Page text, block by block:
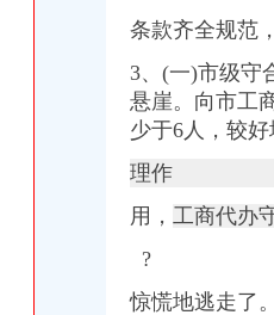
条款齐全规范
3、(一)市级守
悬崖。向市工
少于6人，较
理作
用， 工商代办
?
惊慌地逃走了